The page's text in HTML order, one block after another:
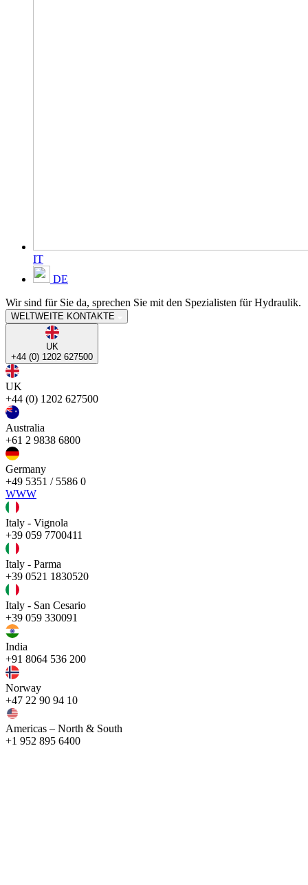
IT
DE
Wir sind für Sie da, sprechen Sie mit den Spezialisten für Hydraulik.
WELTWEITE KONTAKTE
UK
+44 (0) 1202 627500
UK
+44 (0) 1202 627500
Australia
+61 2 9838 6800
Germany
+49 5351 / 5586 0
WWW
Italy - Vignola
+39 059 7700411
Italy - Parma
+39 0521 1830520
Italy - San Cesario
+39 059 330091
India
+91 8064 536 200
Norway
+47 22 90 94 10
Americas – North & South
+1 952 895 6400